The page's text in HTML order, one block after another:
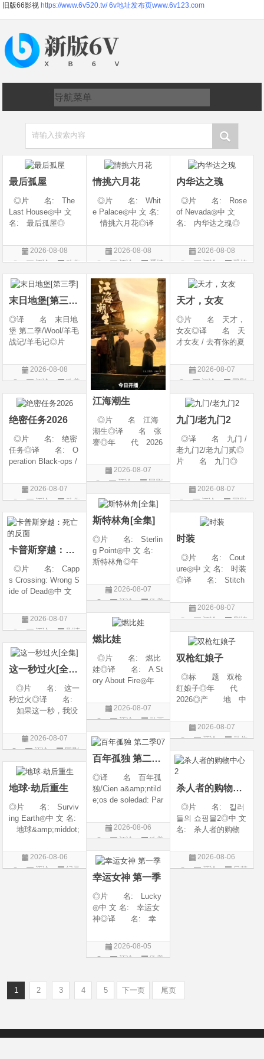
旧版66影视 https://www.6v520.tv/ 6v地址发布页www.6v123.com
请输入搜索内容
最后孤屋
◎片 名: The
Last House◎中 文
名: 最后孤屋◎
Eleven Eight One S
even◎年 代: 2
国 / 法国 / 美国◎
类 别: 动作 /
2026-08-08
评论
动作
片
情挑六月花
◎片 名: Whit
e Palace◎中 文 名:
情挑六月花◎译
道之恋 / 白色宫殿◎
年 代: 1990◎
类 别: 剧情 / 爱
情◎语
2026-08-08
评论
爱情
片
内华达之瑰
◎片 名: Rose
of Nevada◎中 文
名: 内华达之瑰◎
玫瑰 / 英伦转生号
(港) / 谜航(台)◎年
地: 英国◎类
别: 剧情 / 恐
2026-08-08
评论
恐怖
片
末日地堡[第三季]
◎译 名 末日地
堡 第二季/Wool/羊毛
战记/羊毛记◎片
◎年 代 2024◎
产 地 美国◎
幻 / 悬疑◎语
言 英语◎上映日
2026-08-08
评论
欧美
剧
江海潮生
◎片 名 江海
潮生◎译 名 张
謇◎年 代 2026
陆◎类 别 传记
/ 历史 / 古装◎语
上映日期 2026-07-
20(中国大陆)◎
2026-08-07
评论
国剧
天才，女友
◎片 名 天才，
女友◎译 名 天
才女友 / 去有你的夏
年 代 2026◎
产 地 中国大陆
爱情◎语 言 汉
语普通话◎上映日期
2026-08-07
评论
国剧
绝密任务2026
◎片 名: 绝密
任务◎译 名: O
peration Black-ops /
&amp;middot;绝密任
务◎年 代: 202
大陆◎类 别:
动作 / 战争 / 犯
2026-08-07
评论
动作
片
九门/老九门2
◎译 名 九门 /
老九门2/老九门贰◎
片 名 九门◎
产 地 中国大陆
◎类 别 剧情 /
言 汉语普通话◎上
映日期 2026-07
2026-08-07
评论
国剧
斯特林角[全集]
◎片 名: Sterlin
g Point◎中 文 名:
斯特林角◎年
地: 美国◎类
别: 剧情◎语
期: 2026-08-05(美
国)◎IMDb评分: 6
2026-08-07
评论
欧美
剧
卡普斯穿越：死亡的反面
◎片 名: Capp
s Crossing: Wrong S
ide of Dead◎中 文
死亡的反面◎年
代: 2026◎产
别: 剧情 / 悬疑 / 惊
悚 / 犯罪◎语
2026-08-07
评论
剧情
片
时装
◎片 名: Cout
ure◎中 文 名: 时装
◎译 名: Stitch
(台)◎年 代: 20
25◎产 地: 法
剧情◎语 言:
法语 /
2026-08-07
评论
剧情
片
燃比娃
◎片 名: 燃比
娃◎译 名: A St
ory About Fire◎年
地: 中国大陆◎
类 别: 动画 / 奇
汉语普通话◎上映
日期: 202
2026-08-07
评论
动画
片
双枪红娘子
◎标 题 双枪
红娘子◎年 代
2026◎产 地 中
剧情 / 动作 / 战争◎
上映日期 2026-08-
链接 https://movie.
douban.com/s
2026-08-07
评论
动作
片
这一秒过火[全集]
◎片 名: 这一
秒过火◎译 名:
如果这一秒，我没
年 代: 2026◎
产 地: 中国大
情 / 爱情◎语 言:
汉语普通话◎上映
2026-08-07
评论
国剧
百年孤独 第二季07
◎译 名 百年孤
独/Cien a&amp;ntild
e;os de soledad: Par
ears of Solitude/One
Hundred Years of So
寂/百年孤寂：第一
部(台)/百年孤
2026-08-06
评论
欧美
剧
杀人者的购物中心2
◎片 名: 킬러
들의 쇼핑몰2◎中 文
名: 杀人者的购物
A Shop for Killers S
2 / A Shop for Killers
2026-08-06
评论
日韩
地球·劫后重生
◎片 名: Surviv
ing Earth◎中 文 名:
地球&amp;middot;
名: 幸存地球◎
年 代: 2026◎
2026-08-06
评论
纪录
幸运女神 第一季
◎片 名: Lucky
◎中 文 名: 幸运女
神◎译 名: 幸
6◎产 地: 美国
◎类 别: 剧情 /
026-07-15(美国)
2026-08-05
评论
欧美
1 2 3 4 5 下一页 尾页